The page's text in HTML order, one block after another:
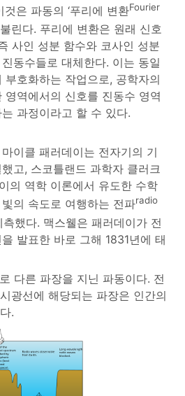
은 파동의 ‘푸리에 변환Fourier
린다. 푸리에 변환은 원래 신호
사인 성분 함수와 코사인 성분
동수들로 대체한다. 이는 동일
부호화하는 작업으로, 공학자의
영역에서의 신호를 진동수 영역
과정이라고 할 수 있다.
이클 패러데이는 전자기의 기
고, 스코틀랜드 과학자 클러크
의 역학 이론에서 유도한 수학
의 속도로 여행하는 전파radio
했다. 맥스웰은 패러데이가 전
발표한 바로 그해 1831년에 태
다른 파장을 지닌 파동이다. 전
광선에 해당되는 파장은 인간의
.